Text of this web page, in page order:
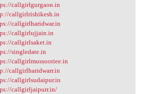
callgirlgurgaon.in
callgirlrishikesh.in
callgirlharidwar.in
callgirlujjain.in
callgirlsaket.in
singledate.in
callgirlmussooriee.in
callgirlharidwarr.in
callgirlsudaipur.in
callgirljaipurr.in/